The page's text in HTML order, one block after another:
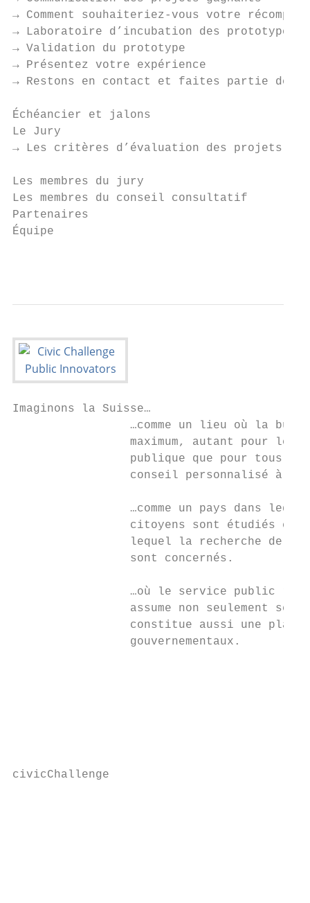
→ Comment souhaiteriez-vous votre
→ Laboratoire d’incubation des
→ Validation du prototype
→ Présentez votre expérience
→ Restons en contact et faites partie
Échéancier et jalons
Le Jury
→ Les critères d’évaluation des
Les membres du jury
Les membres du conseil
Partenaires
Équipe
Imaginons la Suisse…
…comme un lieu où la
maximum, autant pour le
publique que pour tous
conseil personnalisé à
…comme un pays dans
citoyens sont étudiés et
lequel la recherche de
                 sont concernés.
…où le service public
assume non seulement ses
constitue aussi une
                 gouvernementaux.
civicChallenge